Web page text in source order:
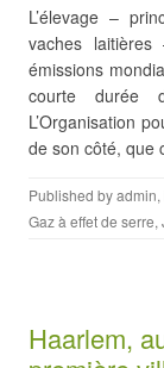
L’élevage –
vaches
émissions
courte durée
L’Organisation
de son côté, que
Published byadmin,
Gaz à effet de serre,
Haarlem,